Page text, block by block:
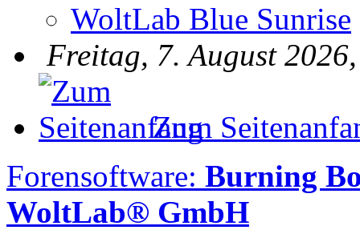
WoltLab Blue Sunrise
Freitag, 7. August
Zum
Forensoftware: Burning
WoltLab® GmbH